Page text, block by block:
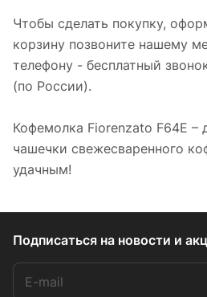
Чтобы сделать покупку,
корзину позвоните нашему
телефону - бесплатный
(по России).
Кофемолка Fiorenzato F64E –
чашечки свежесваренного
удачным!
Подписаться на новости и